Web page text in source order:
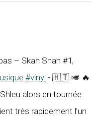
– Skah Shah #1,
#vinyl - 🇭🇹 🎺 🔥
alors en tournée
très rapidement l’un